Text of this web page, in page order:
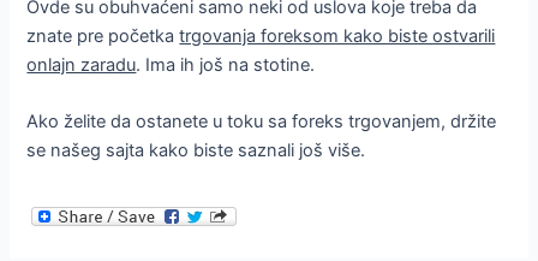
Ovde su obuhvaćeni samo neki od uslova koje treba da
znate pre početkatrgovanja foreksom kako biste ostvarili
onlajn zaradu. Ima ih još na stotine.
Ako želite da ostanete u toku sa foreks trgovanjem, držite
se našeg sajta kako biste saznali još više.